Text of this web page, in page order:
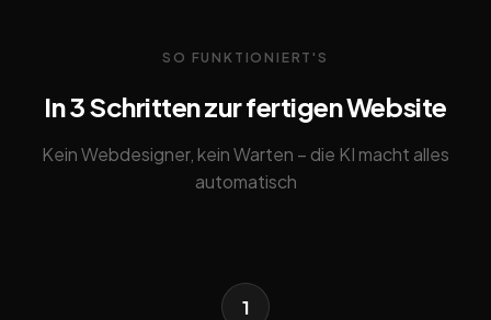
SO FUNKTIONIERT'S
In 3 Schritten zur fertigen Website
Kein Webdesigner, kein Warten – die KI macht alles
automatisch
1